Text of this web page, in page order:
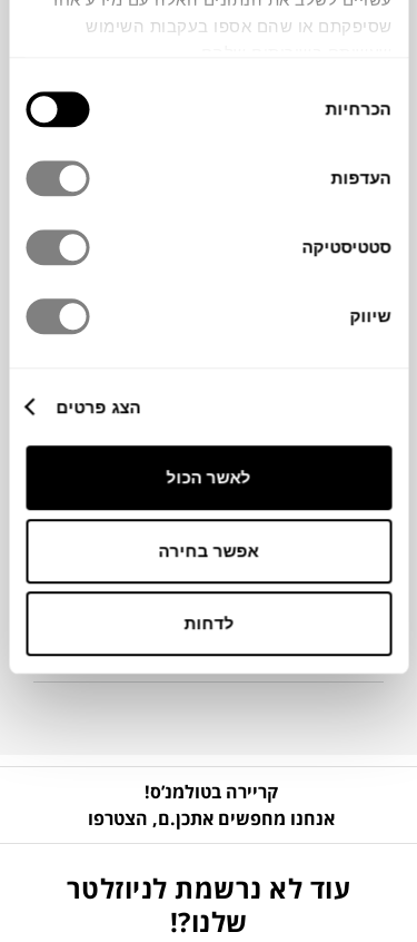
שסיפקתם או שהם אספו בעקבות השימוש
הסכמה
הכרחיות
העדפות
סטטיסטיקה
שיווק
הצג פרטים
לאשר הכול
אפשר בחירה
לדחות
סדרת מגבות לחדר הרחצה, עשויה 100%
כותנה אורגנית רכה וסופגת, באריגה צפופה
על-זמני ולוגו המותג המוכר, המגבות מגיעות
בגוונים רכים או עזים, שאפשר לשלב ולערבב
מותג
מידע על חומרים
מק"ט
פרטים נוספים
קריירה בטולמנ’ס!
אנחנו מחפשים אתכן.ם, הצטרפו
עוד לא נרשמת לניוזלטר
שלנו?!